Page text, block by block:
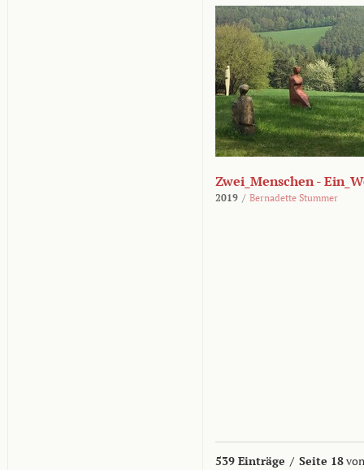
Zwei_Menschen -
2019 / Bernadette Stummer
539 Einträge / Seite 18